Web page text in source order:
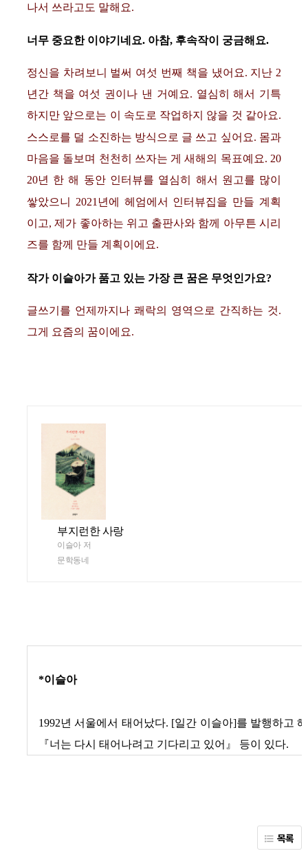
나서 쓰라고도 말해요.
너무 중요한 이야기네요. 아참, 후속작이 궁금해요.
정신을 차려보니 벌써 여섯 번째 책을 냈어요. 지난 2
년간 책을 여섯 권이나 낸 거예요. 열심히 해서 기특
하지만 앞으로는 이 속도로 작업하지 않을 것 같아요.
스스로를 덜 소진하는 방식으로 글 쓰고 싶어요. 몸과
마음을 돌보며 천천히 쓰자는 게 새해의 목표예요. 20
20년 한 해 동안 인터뷰를 열심히 해서 원고를 많이
쌓았으니 2021년에 헤엄에서 인터뷰집을 만들 계획
이고, 제가 좋아하는 위고 출판사와 함께 아무튼 시리
즈를 함께 만들 계획이에요.
작가 이슬아가 품고 있는 가장 큰 꿈은 무엇인가요?
글쓰기를 언제까지나 쾌락의 영역으로 간직하는 것.
그게 요즘의 꿈이에요.
부지런한 사랑
이슬아 저
문학동네
*이슬아
1992년 서울에서 태어났다. [일간 이슬아]를 발행하고
『너는 다시 태어나려고 기다리고 있어』 등이 있다.
목록